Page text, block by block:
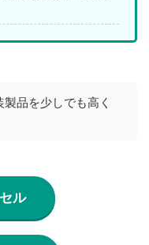
品を少しでも高く
ル